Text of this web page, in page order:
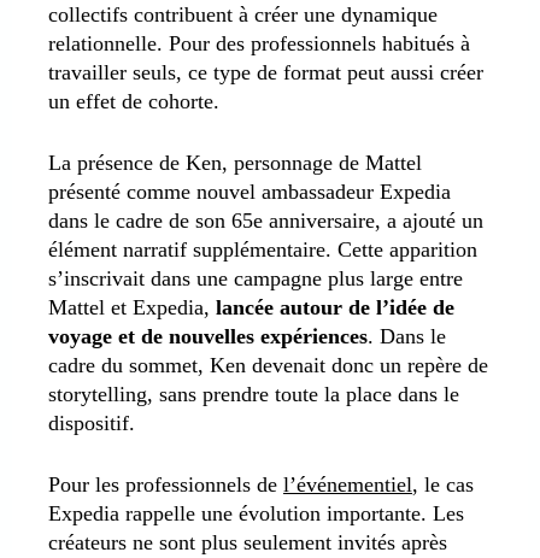
collectifs contribuent à créer une dynamique
relationnelle. Pour des professionnels habitués à
travailler seuls, ce type de format peut aussi créer
un effet de cohorte.
La présence de Ken, personnage de Mattel
présenté comme nouvel ambassadeur Expedia
dans le cadre de son 65e anniversaire, a ajouté un
élément narratif supplémentaire. Cette apparition
s’inscrivait dans une campagne plus large entre
Mattel et Expedia, lancée autour de l’idée de
voyage et de nouvelles expériences. Dans le
cadre du sommet, Ken devenait donc un repère de
storytelling, sans prendre toute la place dans le
dispositif.
Pour les professionnels de l’événementiel, le cas
Expedia rappelle une évolution importante. Les
créateurs ne sont plus seulement invités après